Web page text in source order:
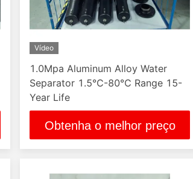
Vídeo
1.0Mpa Aluminum Alloy Water
Separator 1.5℃-80℃ Range 15-
Year Life
Obtenha o melhor preço